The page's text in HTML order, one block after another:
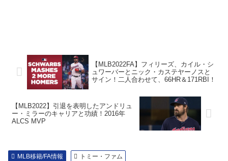
【MLB2022FA】フィリーズ、カイル・シ
ュワーバーとニック・カステヤーノスと
サイン！二人合わせて、66HR＆171RBI！
【MLB2022】引退を表明したアンドリュ
ー・ミラーのキャリアと功績！2016年
ALCS MVP
MLB移籍/FA情報 トミー・ファム